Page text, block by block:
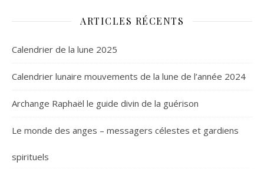
ARTICLES RÉCENTS
Calendrier de la lune 2025
Calendrier lunaire mouvements de la lune de l’année 2024
Archange Raphaël le guide divin de la guérison
Le monde des anges – messagers célestes et gardiens
spirituels